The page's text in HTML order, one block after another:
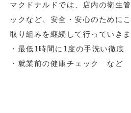
マクドナルドでは、店内の衛生
ックなど、安全・安心のために
取り組みを継続して行っていきま
・最低1時間に1度の手洗い徹底
・就業前の健康チェック など